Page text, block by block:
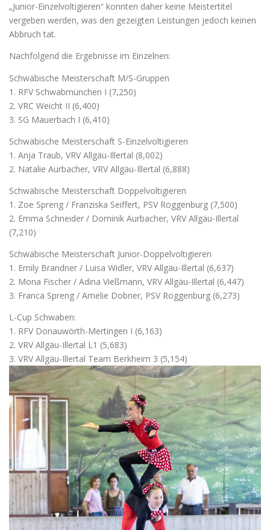
„Junior-Einzelvoltigieren“ konnten daher keine Meistertitel
vergeben werden, was den gezeigten Leistungen jedoch keinen
Abbruch tat.
Nachfolgend die Ergebnisse im Einzelnen:
Schwäbische Meisterschaft M/S-Gruppen
1. RFV Schwabmünchen I (7,250)
2. VRC Weicht II (6,400)
3. SG Mauerbach I (6,410)
Schwäbische Meisterschaft S-Einzelvoltigieren
1. Anja Traub, VRV Allgäu-Illertal (8,002)
2. Natalie Aurbacher, VRV Allgäu-Illertal (6,888)
Schwäbische Meisterschaft Doppelvoltigieren
1. Zoe Spreng / Franziska Seiffert, PSV Roggenburg (7,500)
2. Emma Schneider / Dominik Aurbacher, VRV Allgäu-Illertal
(7,210)
Schwäbische Meisterschaft Junior-Doppelvoltigieren
1. Emily Brandner / Luisa Widler, VRV Allgäu-Illertal (6,637)
2. Mona Fischer / Adina Vießmann, VRV Allgäu-Illertal (6,447)
3. Franca Spreng / Amelie Dobner, PSV Roggenburg (6,273)
L-Cup Schwaben:
1. RFV Donauwörth-Mertingen I (6,163)
2. VRV Allgäu-Illertal L1 (5,683)
3. VRV Allgäu-Illertal Team Berkheim 3 (5,154)